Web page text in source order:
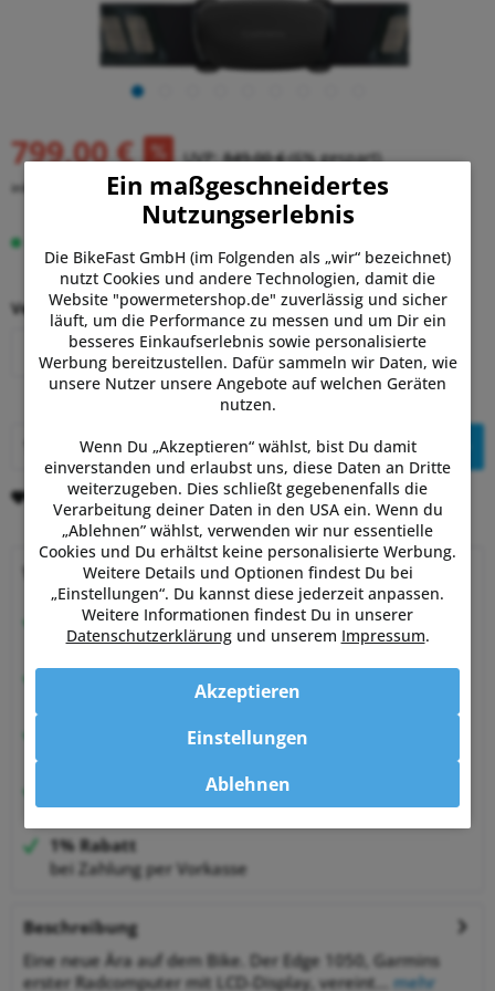
799,00 € UVP:849,00 €(6% gespart)
inkl. MwSt. zzgl. Versandkosten
Version:
Single Bundle
In denWarenkorb
Merken Bewerten
Warum Powermetershop?
Beratung vom Experten
von Sportlern für Sportler
99,6% zufriedene Kunden bei Shopauskunft.de
30 Tage Money-Back-Garantie
auf viele Artikel
1% Rabatt
bei Zahlung per Vorkasse
Beschreibung
Eine neue Ära auf dem Bike. Der Edge 1050, Garmins
erster Radcomputer mit LCD-Display, vereint...
mehr
Ein maßgeschneidertes
Nutzungserlebnis
Die BikeFast GmbH (im Folgenden als „wir“ bezeichnet)
nutzt Cookies und andere Technologien, damit die
Website "powermetershop.de" zuverlässig und sicher
läuft, um die Performance zu messen und um Dir ein
besseres Einkaufserlebnis sowie personalisierte
Werbung bereitzustellen. Dafür sammeln wir Daten, wie
unsere Nutzer unsere Angebote auf welchen Geräten
nutzen.
Wenn Du „Akzeptieren“ wählst, bist Du damit
einverstanden und erlaubst uns, diese Daten an Dritte
weiterzugeben. Dies schließt gegebenenfalls die
Verarbeitung deiner Daten in den USA ein. Wenn du
„Ablehnen” wählst, verwenden wir nur essentielle
Cookies und Du erhältst keine personalisierte Werbung.
Weitere Details und Optionen findest Du bei
„Einstellungen“. Du kannst diese jederzeit anpassen.
Weitere Informationen findest Du in unserer
Datenschutzerklärungund unserem Impressum.
Ablehnen
Akzeptieren
Einstellungen